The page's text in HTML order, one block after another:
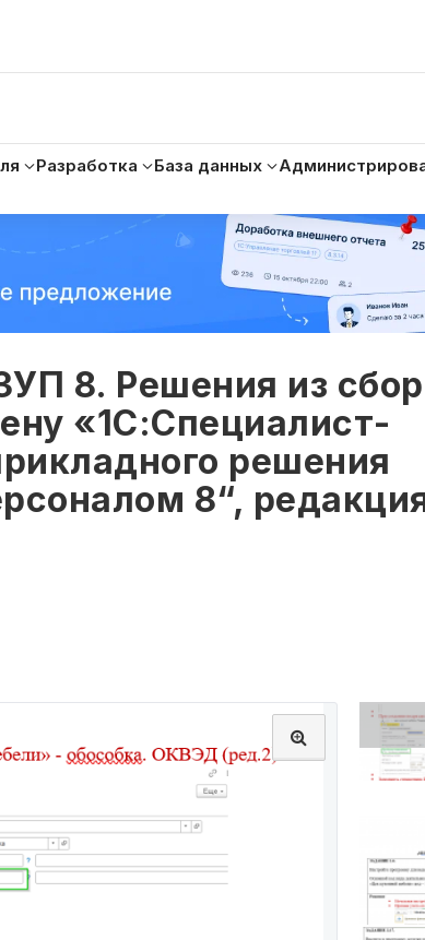
Разработка База данных
8. Решения из
«1С:Специалист-
решения
8“,